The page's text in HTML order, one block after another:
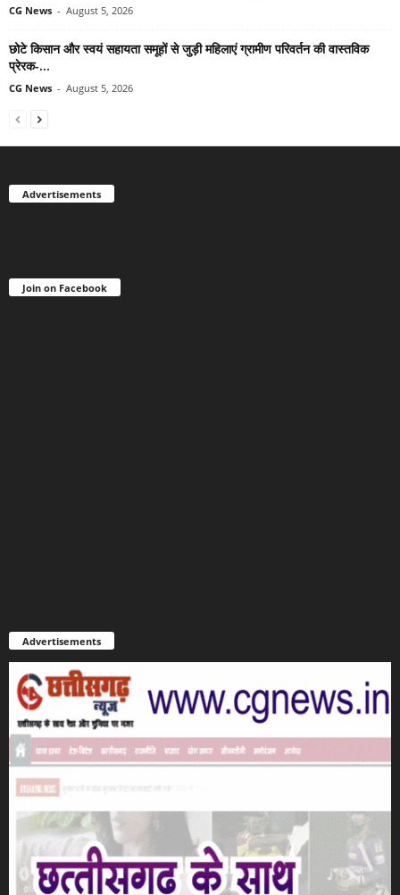
CG News - August 5, 2026
छोटे किसान और स्वयं सहायता समूहों से जुड़ी महिलाएं ग्रामीण परिवर्तन की वास्तविक
प्रेरक-...
CG News - August 5, 2026
Advertisements
Join on Facebook
Advertisements